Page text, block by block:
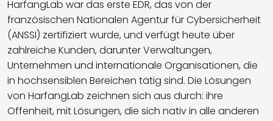
HarfangLab war das erste EDR, das von der
französischen Nationalen Agentur für Cybersicherheit
(ANSSI) zertifiziert wurde, und verfügt heute über
zahlreiche Kunden, darunter Verwaltungen,
Unternehmen und internationale Organisationen, die
in hochsensiblen Bereichen tätig sind. Die Lösungen
von HarfangLab zeichnen sich aus durch: ihre
Offenheit, mit Lösungen, die sich nativ in alle anderen